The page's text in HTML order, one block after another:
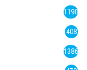
1190
408
1386